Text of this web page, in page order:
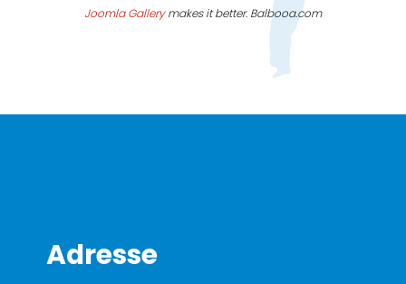
Joomla Gallerymakes it better. Balbooa.com
Adresse